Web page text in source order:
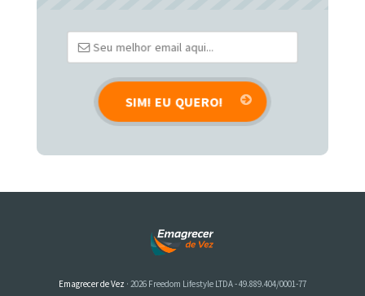
Emagrecer de Vez · 2026 Freedom Lifestyle LTDA - 49.889.404/0001-77